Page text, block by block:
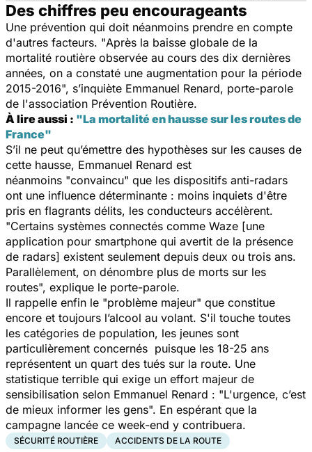
Des chiffres peu encourageants
Une prévention qui doit néanmoins prendre en compte
d'autres facteurs. "Après la baisse globale de la
mortalité routière observée au cours des dix dernières
années, on a constaté une augmentation pour la période
2015-2016", s’inquiète Emmanuel Renard, porte-parole
de l'association Prévention Routière.
À lire aussi : "La mortalité en hausse sur les routes de
France"
S’il ne peut qu’émettre des hypothèses sur les causes de
cette hausse, Emmanuel Renard est
néanmoins "convaincu" que les dispositifs anti-radars
ont une influence déterminante : moins inquiets d'être
pris en flagrants délits, les conducteurs accélèrent.
"Certains systèmes connectés comme Waze [une
application pour smartphone qui avertit de la présence
de radars] existent seulement depuis deux ou trois ans.
Parallèlement, on dénombre plus de morts sur les
routes", explique le porte-parole.
Il rappelle enfin le "problème majeur" que constitue
encore et toujours l’alcool au volant. S'il touche toutes
les catégories de population, les jeunes sont
particulièrement concernés puisque les 18-25 ans
représentent un quart des tués sur la route. Une
statistique terrible qui exige un effort majeur de
sensibilisation selon Emmanuel Renard : "L'urgence, c’est
de mieux informer les gens". En espérant que la
campagne lancée ce week-end y contribuera.
SÉCURITÉ ROUTIÈRE ACCIDENTS DE LA ROUTE